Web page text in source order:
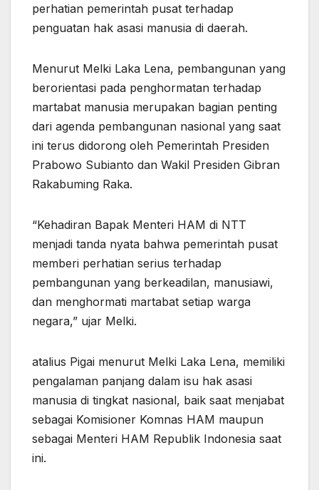
perhatian pemerintah pusat terhadap
penguatan hak asasi manusia di daerah.
Menurut Melki Laka Lena, pembangunan yang
berorientasi pada penghormatan terhadap
martabat manusia merupakan bagian penting
dari agenda pembangunan nasional yang saat
ini terus didorong oleh Pemerintah Presiden
Prabowo Subianto dan Wakil Presiden Gibran
Rakabuming Raka.
“Kehadiran Bapak Menteri HAM di NTT
menjadi tanda nyata bahwa pemerintah pusat
memberi perhatian serius terhadap
pembangunan yang berkeadilan, manusiawi,
dan menghormati martabat setiap warga
negara,” ujar Melki.
atalius Pigai menurut Melki Laka Lena, memiliki
pengalaman panjang dalam isu hak asasi
manusia di tingkat nasional, baik saat menjabat
sebagai Komisioner Komnas HAM maupun
sebagai Menteri HAM Republik Indonesia saat
ini.